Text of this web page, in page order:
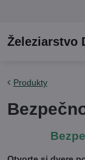
Železiarstvo
Produkty